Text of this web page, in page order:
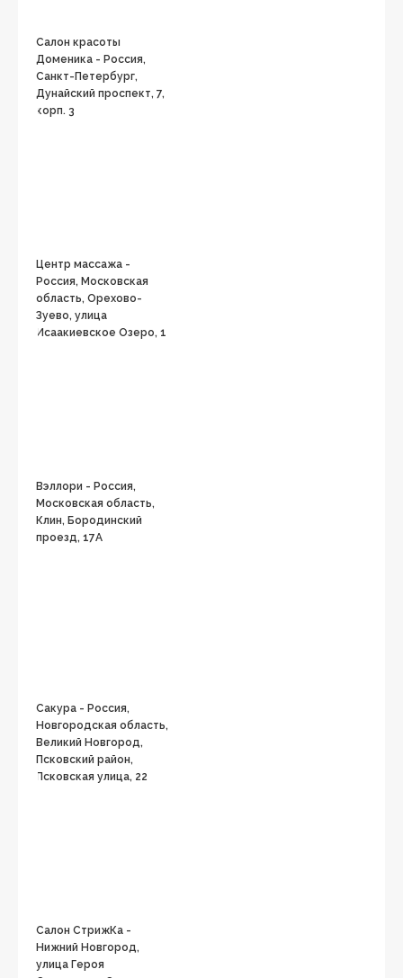
Салон красоты
Доменика - Россия,
Санкт-Петербург,
Дунайский проспект, 7,
корп. 3
Центр массажа -
Россия, Московская
область, Орехово-
Зуево, улица
Исаакиевское Озеро, 1
Вэллори - Россия,
Московская область,
Клин, Бородинский
проезд, 17А
Сакура - Россия,
Новгородская область,
Великий Новгород,
Псковский район,
Псковская улица, 22
Салон СтрижКа -
Нижний Новгород,
улица Героя